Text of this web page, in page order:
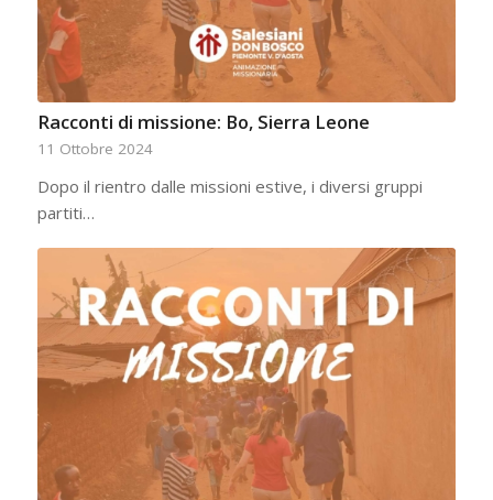
Racconti di missione: Bo, Sierra Leone
11 Ottobre 2024
Dopo il rientro dalle missioni estive, i diversi gruppi
partiti…